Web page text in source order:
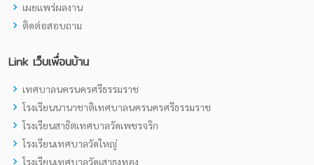
เผยแพร่ผลงาน
ติดต่อสอบถาม
Link เว็บเพื่อนบ้าน
เทศบาลนครนครศรีธรรมราช
โรงเรียนนานาชาติเทศบาลนครนครศรีธรรมราช
โรงเรียนสาธิตเทศบาลวัดเพชรจริก
โรงเรียนเทศบาลวัดใหญ่
โรงเรียนเทศบาลวัดเสาธงทอง